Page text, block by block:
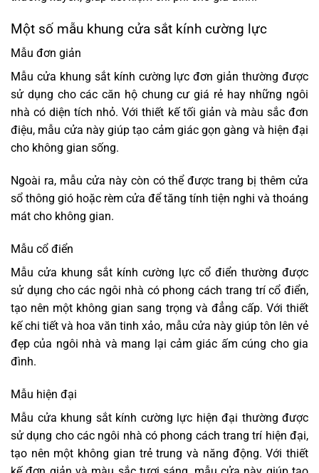
Một số mẫu khung cửa sắt kính cường lực
Mẫu đơn giản
Mẫu cửa khung sắt kính cường lực đơn giản thường được
sử dụng cho các căn hộ chung cư giá rẻ hay những ngôi
nhà có diện tích nhỏ. Với thiết kế tối giản và màu sắc đơn
điệu, mẫu cửa này giúp tạo cảm giác gọn gàng và hiện đại
cho không gian sống.
Ngoài ra, mẫu cửa này còn có thể được trang bị thêm cửa
sổ thông gió hoặc rèm cửa để tăng tính tiện nghi và thoáng
mát cho không gian.
Mẫu cổ điển
Mẫu cửa khung sắt kính cường lực cổ điển thường được
sử dụng cho các ngôi nhà có phong cách trang trí cổ điển,
tạo nên một không gian sang trọng và đẳng cấp. Với thiết
kế chi tiết và hoa văn tinh xảo, mẫu cửa này giúp tôn lên vẻ
đẹp của ngôi nhà và mang lại cảm giác ấm cúng cho gia
đình.
Mẫu hiện đại
Mẫu cửa khung sắt kính cường lực hiện đại thường được
sử dụng cho các ngôi nhà có phong cách trang trí hiện đại,
tạo nên một không gian trẻ trung và năng động. Với thiết